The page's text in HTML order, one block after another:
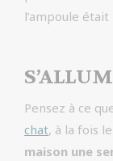
l’ampoule
Pensez à ce
chat, à la fois
maison une